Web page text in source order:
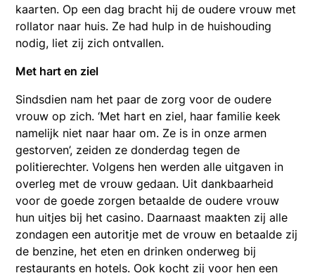
kaarten. Op een dag bracht hij de oudere vrouw met
rollator naar huis. Ze had hulp in de huishouding
nodig, liet zij zich ontvallen.
Met hart en ziel
Sindsdien nam het paar de zorg voor de oudere
vrouw op zich. ‘Met hart en ziel, haar familie keek
namelijk niet naar haar om. Ze is in onze armen
gestorven’, zeiden ze donderdag tegen de
politierechter. Volgens hen werden alle uitgaven in
overleg met de vrouw gedaan. Uit dankbaarheid
voor de goede zorgen betaalde de oudere vrouw
hun uitjes bij het casino. Daarnaast maakten zij alle
zondagen een autoritje met de vrouw en betaalde zij
de benzine, het eten en drinken onderweg bij
restaurants en hotels. Ook kocht zij voor hen een